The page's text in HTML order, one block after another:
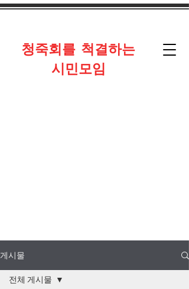
​청죽회를 척결하는
시민모임
게시물
전체 게시물